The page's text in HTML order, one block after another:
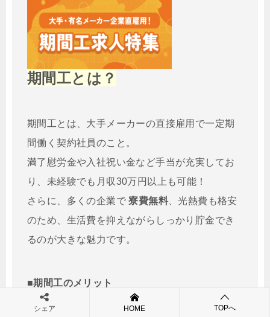
期間工とは？
期間工とは、大手メーカーの直接雇用で一定期
間働く契約社員のこと。
満了慰労金や入社祝い金など手当が充実してお
り、未経験でも月収30万円以上も可能！
さらに、多くの企業で寮費無料 、光熱費も格安
のため、生活費を抑えながらしっかり貯金でき
るのが大きな魅力です。
■期間工のメリット
シェア HOME TOPへ